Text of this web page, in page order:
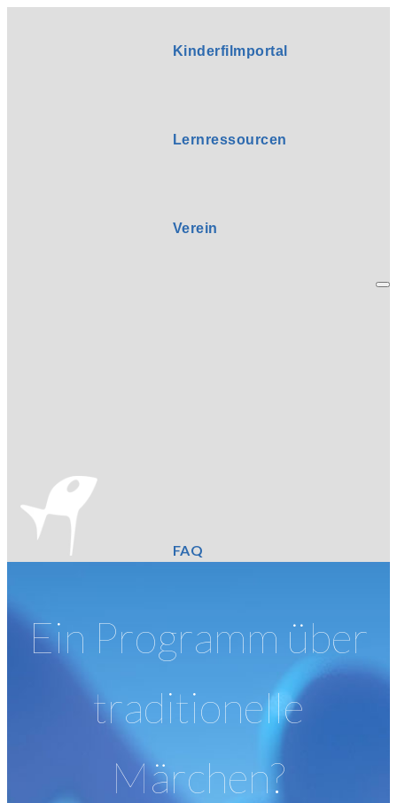
Kinderfilmportal
Lernressourcen
Verein
FAQ
Ein Programm über
traditionelle
Märchen?